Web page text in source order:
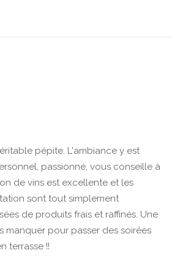
pépite. L'ambiance y est
passionné, vous conseille à
de vins est excellente et les
sont tout simplement
de produits frais et raffinés. Une
manquer pour passer des soirées
terrasse !!